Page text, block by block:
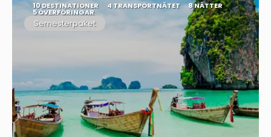
10 DESTINATIONER 4 TRANSPORTNÄTET 8 NÄTTER
5 ÖVERFÖRINGAR
Semesterpaket